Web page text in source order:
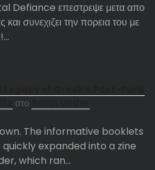
Defiance επεστρεψε μετα απο
και συνεχιζει την πορεια του με
στο
The informative booklets
expanded into a zine
which ran…